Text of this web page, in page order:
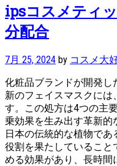
ipsコスメティ
分配合
7月 25, 2024 by コスメ大
化粧品ブランドが開発し
新のフェイスマスクには
す。この処方は4つの主
乗効果を生み出す革新的
日本の伝統的な植物で
役割を果たしていること
める効果があり、長時間